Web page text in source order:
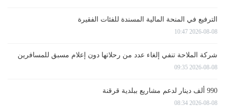
الترفيع في المنحة المالية المسندة للفئات الفقيرة
2026-08-08 10:47
شركة الملاحة تنفي إلغاء عدد من رحلاتها دون إعلام مسبق للمسافرين
2026-08-08 09:35
990 ألف دينار لدعم مشاريع ببلدية قرقنة
2026-08-08 08:34